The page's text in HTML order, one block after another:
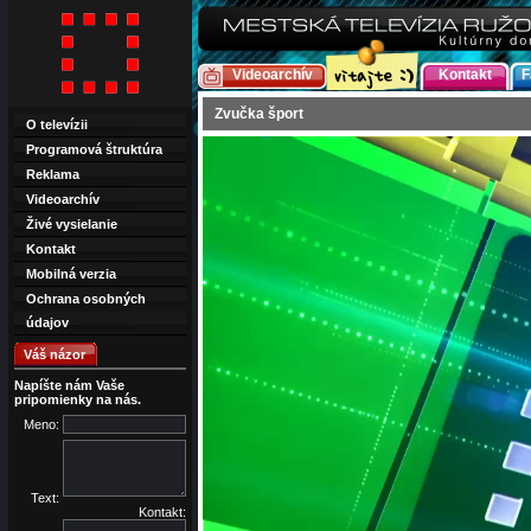
Videoarchív Kontakt
Zvučka šport
O televízii
Programová štruktúra
Reklama
Videoarchív
Živé vysielanie
Kontakt
Mobilná verzia
Ochrana osobných
údajov
Váš názor
Napíšte nám Vaše
pripomienky na nás.
Meno:
Text:
Kontakt: